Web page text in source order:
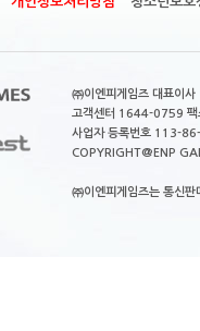
㈜이엔피게임즈 대표이
고객센터 1644-0759
사업자 등록번호 113-
COPYRIGHT@ENP
㈜이엔피게임즈는 통신판